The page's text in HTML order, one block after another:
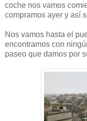
coche nos vamos
compramos ayer y así
Nos vamos hasta el
encontramos con
paseo que damos por